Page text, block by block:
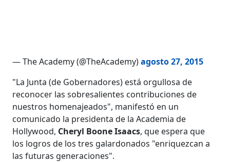
— The Academy (@TheAcademy)agosto 27, 2015
"La Junta (de Gobernadores) está orgullosa de
reconocer las sobresalientes contribuciones de
nuestros homenajeados", manifestó en un
comunicado la presidenta de la Academia de
Hollywood, Cheryl Boone Isaacs, que espera que
los logros de los tres galardonados "enriquezcan a
las futuras generaciones".